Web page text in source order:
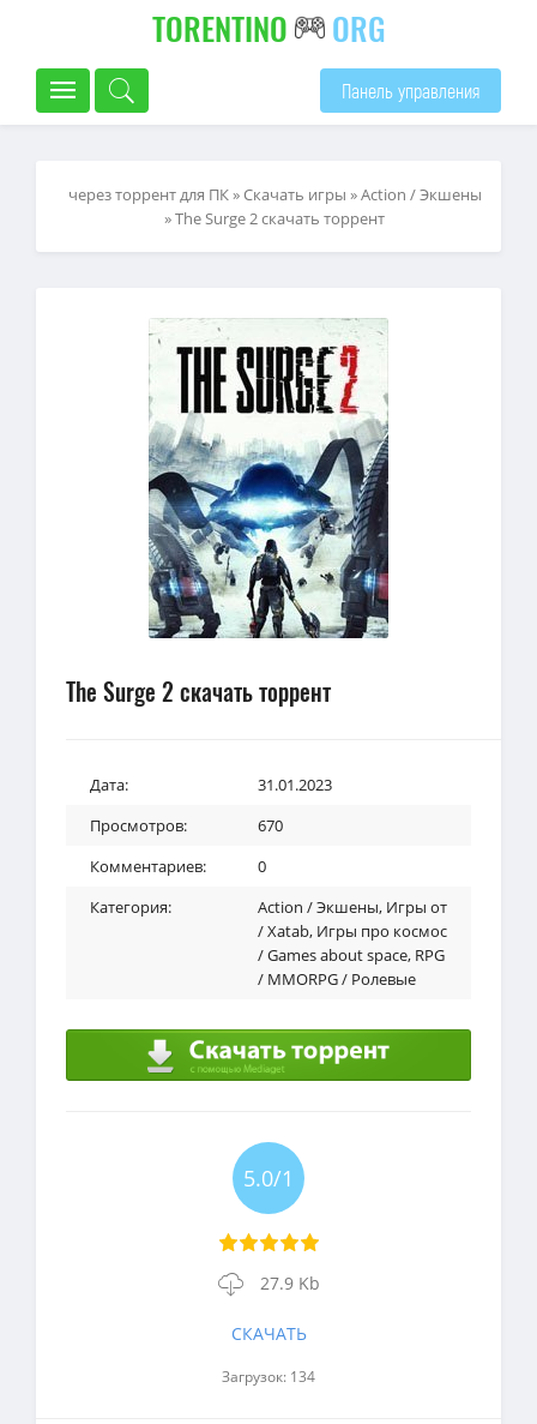
TORENTINO ORG
Панель управления
через торрент для ПК»Скачать игры »Action / Экшены
» The Surge 2 скачать торрент
The Surge 2 скачать торрент
Дата:
31.01.2023
Просмотров:
670
Комментариев:
0
Категория:
Action / Экшены, Игры от
/ Xatab, Игры про коcмос
/ Games about space, RPG
/ MMORPG / Ролевые
5.0/1
27.9 Kb
СКАЧАТЬ
Загрузок: 134